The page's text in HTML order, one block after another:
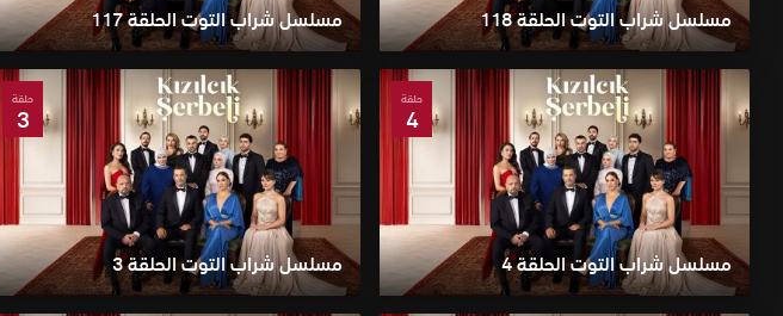
مسلسل شراب التوت الحلقة 118 مسلسل شراب التوت الحلقة 117
حلقة
4
مسلسل شراب التوت الحلقة 4
حلقة
3
مسلسل شراب التوت الحلقة 3